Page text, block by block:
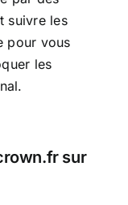
suivre les
pour vous
les
sur